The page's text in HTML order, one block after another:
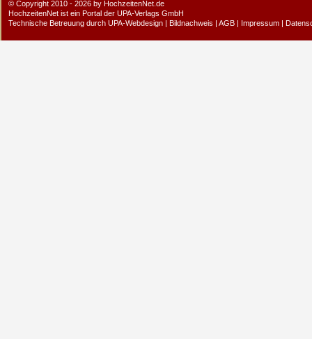
© Copyright 2010 - 2026 by HochzeitenNet.de
HochzeitenNet ist ein Portal der UPA-Verlags GmbH
Technische Betreuung durch UPA-Webdesign | Bildnachweis | AGB | Impressum |